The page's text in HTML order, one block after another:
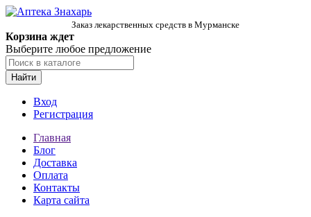
Заказ лекарственных средств в Мурманске
Корзина ждет
Выберите любое предложение
Найти
Вход
Регистрация
Главная
Блог
Доставка
Оплата
Контакты
Карта сайта